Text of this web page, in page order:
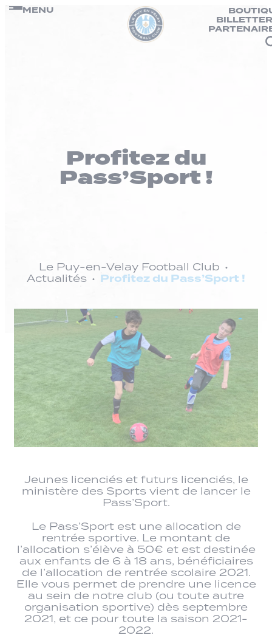
Passer
MENU
Profitez du
Pass’Sport !
Le Puy-en-Velay Football Club
Actualités
Profitez du Pass’Sport !
Jeunes licenciés et futurs licenciés, le
ministère des Sports vient de lancer le
Pass’Sport.
Le Pass’Sport est une allocation de
rentrée sportive. Le montant de
l’allocation s’élève à 50€ et est destinée
aux enfants de 6 à 18 ans, bénéficiaires
de l’allocation de rentrée scolaire 2021.
Elle vous permet de prendre une licence
au sein de notre club (ou toute autre
organisation sportive) dès septembre
2021, et ce pour toute la saison 2021-
2022.
Panneau de gestion des cookies